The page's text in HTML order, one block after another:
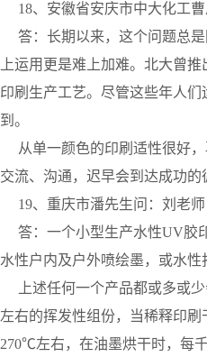
18、安徽省安庆市中大化工曹
答：长期以来，这个问题总是
上运用更是难上加难。北大曾
印刷生产工艺。尽管这些年人
到。
从单一颜色的印刷适性很好，
交流、沟通，迟早会到达成功的
19、重庆市潘先生问：刘老师
答：一个小型生产水性UV胶
水性户内及户外喷绘墨，或水
上述任何一个产品都或多或少
左右的挥发性组份，当稀释印
270℃左右，在油墨烘干时，每